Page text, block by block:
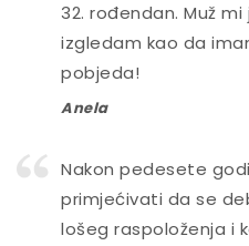
32. rođendan. Muž
izgledam kao da
pobjeda!
Anela
Nakon pedesete
primjećivati da se
lošeg raspoloženja i